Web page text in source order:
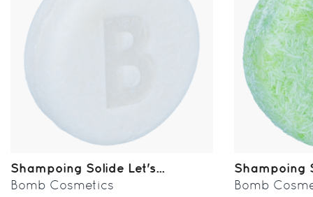
Shampoing Solide Let's...
Bomb Cosmetics
Shampoing
Bomb